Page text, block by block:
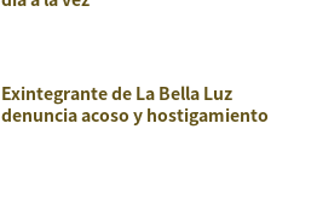
Exintegrante de La Bella Luz
denuncia acoso y hostigamiento